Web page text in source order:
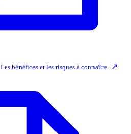
Les bénéfices et les risques à connaître. ↗